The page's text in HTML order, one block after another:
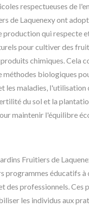
respectueuses de
de Laquenexy ont
production qui respecte
pour cultiver des
chimiques. Cela
méthodes biologiques
les maladies,
du sol et la
maintenir l'équilibre
Fruitiers de
programmes éducatifs à
des professionnels. Ces
les individus aux